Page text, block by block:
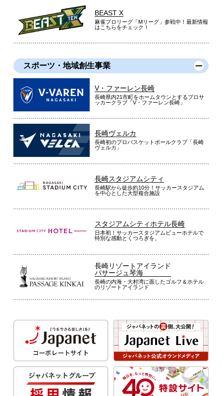
BEAST X
麻雀プロリーグ「Mリーグ」参戦中！最新情報
はこちらをチェック！
スポーツ・地域創生事業
V・ファーレン長崎
長崎県内21市町をホームタウンとするプロサ
ッカークラブ「V・ファーレン長崎」
長崎ヴェルカ
長崎初のプロバスケットボールクラブ「長崎
ヴェルカ」
長崎スタジアムシティ
長崎駅から徒歩約10分！サッカースタジアム
を中心とした大型複合施設
スタジアムシティホテル長崎
日本初！サッカースタジアムビューホテルで
特別な感動とくつろぎを。
長崎リゾートアイランド
パサージュ琴海
長崎の内海・大村湾に面したゴルフ＆ホテル
のリゾートアイランド